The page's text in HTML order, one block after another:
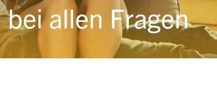
bei allen Fragen